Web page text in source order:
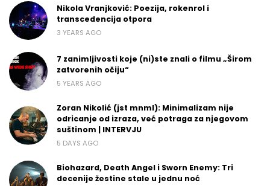
Nikola Vranjković: Poezija, rokenrol i
transcedencija otpora
3 YEARS AGO
7 zanimljivosti koje (ni)ste znali o filmu „Širom
zatvorenih očiju“
5 YEARS AGO
Zoran Nikolić (jst mnml): Minimalizam nije
odricanje od izraza, već potraga za njegovom
suštinom | INTERVJU
5 DAYS AGO
Biohazard, Death Angel i Sworn Enemy: Tri
decenije žestine stale u jednu noć